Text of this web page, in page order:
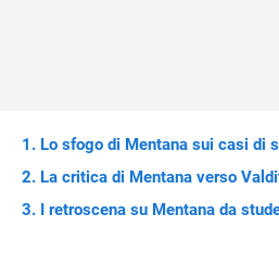
Lo sfogo di Mentana sui casi di
La critica di Mentana verso
I retroscena su Mentana da